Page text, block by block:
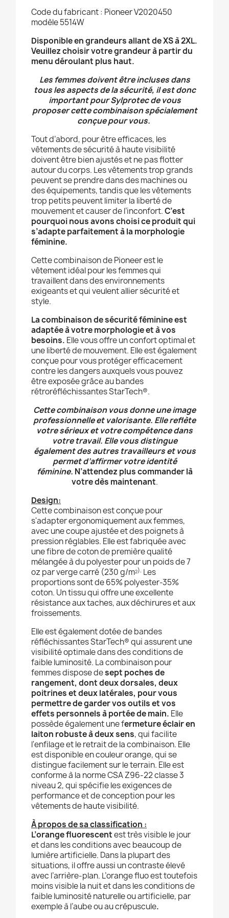
Code du fabricant : Pioneer V2020450
modèle 5514W
Disponible en grandeurs allant de XS à 2XL.
Veuillez choisir votre grandeur à partir du
menu déroulant plus haut.
Les femmes doivent être incluses dans
tous les aspects de la sécurité, il est donc
important pour Sylprotec de vous
proposer cette combinaison spécialement
conçue pour vous.
Tout d’abord, pour être efficaces, les
vêtements de sécurité à haute visibilité
doivent être bien ajustés et ne pas flotter
autour du corps. Les vêtements trop grands
peuvent se prendre dans des machines ou
des équipements, tandis que les vêtements
trop petits peuvent limiter la liberté de
mouvement et causer de l’inconfort.C’est
pourquoi nous avons choisi ce produit qui
s’adapte parfaitement à la morphologie
féminine.
Cette combinaison de Pioneer est le
vêtement idéal pour les femmes qui
travaillent dans des environnements
exigeants et qui veulent allier sécurité et
style.
La combinaison de sécurité féminine est
adaptée à votre morphologie et à vos
besoins. Elle vous offre un confort optimal et
une liberté de mouvement. Elle est également
conçue pour vous protéger efficacement
contre les dangers auxquels vous pouvez
être exposée grâce au bandes
rétroréfléchissantesStarTech®.
Cette combinaison vous donne une image
professionnelle et valorisante. Elle reflète
votre sérieux et votre compétence dans
votre travail. Elle vous distingue
également des autres travailleurs et vous
permet d’affirmer votre identité
féminine. N’attendez plus commander là
votre dès maintenant.
Design:
Cette combinaison est conçue pour
s'adapter ergonomiquement aux femmes,
avec une coupe ajustée et des poignets à
pression réglables. Elle est fabriquée avec
une fibre de coton de première qualité
mélangée à du polyester pour un poids de 7
oz par verge carré (230 g/m2). Les
proportions sont de 65% polyester-35%
coton. Un tissu qui offre une excellente
résistance aux taches, aux déchirures et aux
froissements.
Elle est également dotée de bandes
réfléchissantes StarTech® qui assurent une
visibilité optimale dans des conditions de
faible luminosité. La combinaison pour
femmes dispose desept poches de
rangement, dont deux dorsales, deux
poitrines et deux latérales, pour vous
permettre de garder vos outils et vos
effets personnels à portée de main. Elle
possède également une fermeture éclair en
laiton robuste à deux sens, qui facilite
l'enfilage et le retrait de la combinaison. Elle
est disponible en couleur orange, qui se
distingue facilement sur le terrain. Elle est
conforme à la norme CSA Z96-22 classe 3
niveau 2, qui spécifie les exigences de
performance et de conception pour les
vêtements de haute visibilité.
À propos de sa classification :
L’orange fluorescentest très visible le jour
et dans les conditions avec beaucoup de
lumière artificielle. Dans la plupart des
situations, il offre aussi un contraste élevé
avec l’arrière-plan. L’orange fluo est toutefois
moins visible la nuit et dans les conditions de
faible luminosité naturelle ou artificielle, par
exemple à l’aube ou au crépuscule.